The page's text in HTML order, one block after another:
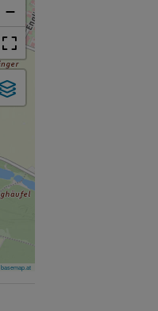
−
basemap.at